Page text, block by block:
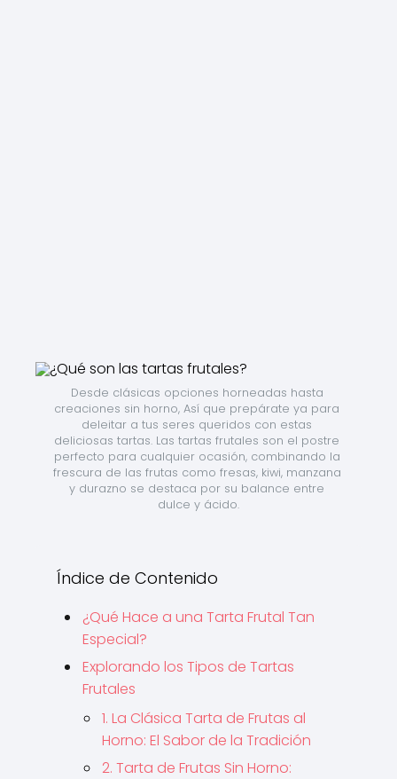
Desde clásicas opciones horneadas hasta
creaciones sin horno, Así que prepárate ya para
deleitar a tus seres queridos con estas
deliciosas tartas. Las tartas frutales son el postre
perfecto para cualquier ocasión, combinando la
frescura de las frutas como fresas, kiwi, manzana
y durazno se destaca por su balance entre
dulce y ácido.
Índice de Contenido
¿Qué Hace a una Tarta Frutal Tan
Especial?
Explorando los Tipos de Tartas
Frutales
1. La Clásica Tarta de Frutas al
Horno: El Sabor de la Tradición
2. Tarta de Frutas Sin Horno: